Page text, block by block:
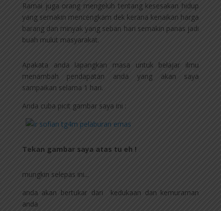
Ramai juga orang mengeluh tentang kesesakan hidup
yang semakin mencengkam dek kerana kenaikan harga
barang dan minyak yang seban hari semakin panas jadi
buah mulut masyarakat.
Apakata anda lapangkan masa untuk belajar ilmu
menambah pendapatan anda yang akan saya
sampaikan selama 1 hari.
Anda cuba picit gambar saya ini :
Tekan gambar saya atas tu eh !
mungkin selepas ini...
anda akan bertukar dari kedukaan dan kemuraman
anda